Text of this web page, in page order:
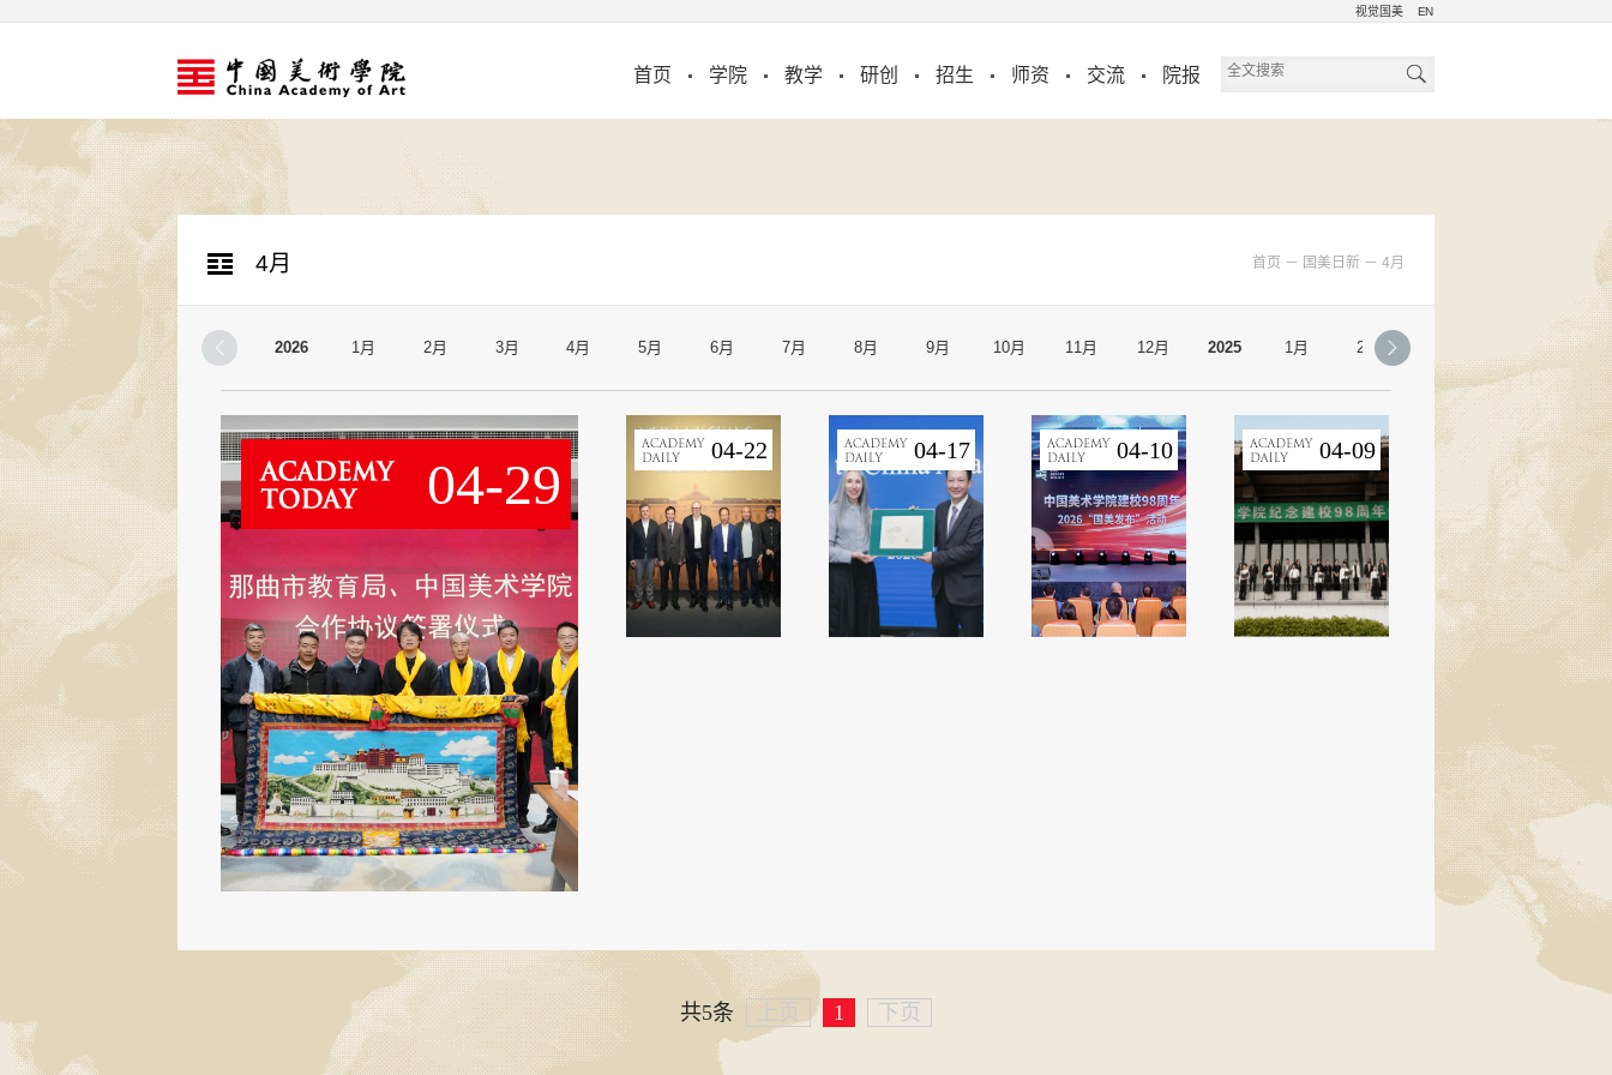
视觉国美 EN
首页 学院 教学 研创 招生 师资 交流 院报
首页 － 国美日新 － 4月
4月
2026 1月 2月 3月 4月 5月 6月 7月 8月 9月 10月 11月 12月 2025 1月 2月 5月
04-29
04-22 04-17 04-10 04-09
共5条 1 下页